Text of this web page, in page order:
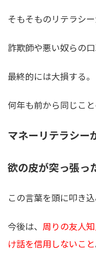
そもそものリテラシー
詐欺師や悪い奴らの口
最終的には大損する。
何年も前から同じこ
マネーリテラシー
欲の皮が突っ張っ
この言葉を頭に叩き込
今後は、 周りの友人
け話を信用しないこと